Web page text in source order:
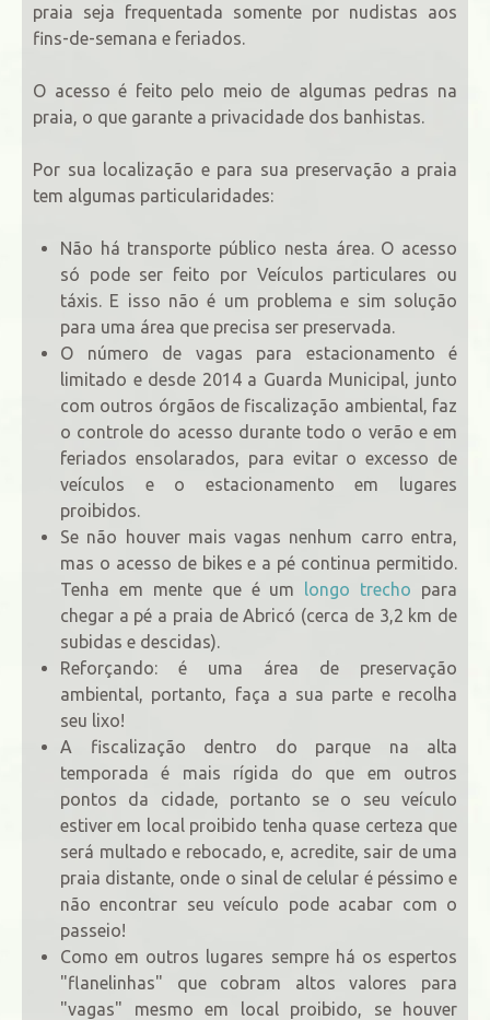
praia seja frequentada somente por nudistas aos
fins-de-semana e feriados.
O acesso é feito pelo meio de algumas pedras na
praia, o que garante a privacidade dos banhistas.
Por sua localização e para sua preservação a praia
tem algumas particularidades:
Não há transporte público nesta área. O acesso
só pode ser feito por Veículos particulares ou
táxis. E isso não é um problema e sim solução
para uma área que precisa ser preservada.
O número de vagas para estacionamento é
limitado e desde 2014 a Guarda Municipal, junto
com outros órgãos de fiscalização ambiental, faz
o controle do acesso durante todo o verão e em
feriados ensolarados, para evitar o excesso de
veículos e o estacionamento em lugares
proibidos.
Se não houver mais vagas nenhum carro entra,
mas o acesso de bikes e a pé continua permitido.
Tenha em mente que é um longo trecho para
chegar a pé a praia de Abricó (cerca de 3,2 km de
subidas e descidas).
Reforçando: é uma área de preservação
ambiental, portanto, faça a sua parte e recolha
seu lixo!
A fiscalização dentro do parque na alta
temporada é mais rígida do que em outros
pontos da cidade, portanto se o seu veículo
estiver em local proibido tenha quase certeza que
será multado e rebocado, e, acredite, sair de uma
praia distante, onde o sinal de celular é péssimo e
não encontrar seu veículo pode acabar com o
passeio!
Como em outros lugares sempre há os espertos
"flanelinhas" que cobram altos valores para
"vagas" mesmo em local proibido, se houver